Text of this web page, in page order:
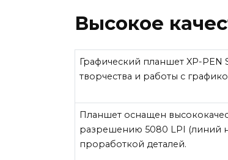
Высокое
Графический планшет XP-
творчества и работы с
Планшет оснащен
разрешению 5080 LPI (линий
проработкой деталей.